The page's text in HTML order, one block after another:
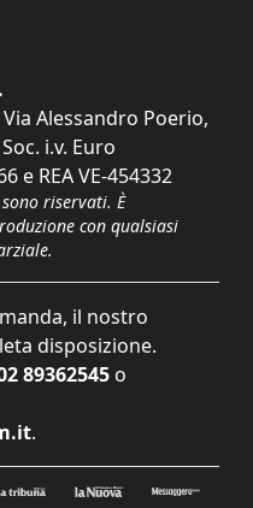
Alessandro Poerio,
i.v. Euro
e REA VE-454332
riservati. È
con qualsiasi
il nostro
disposizione.
89362545 o
.